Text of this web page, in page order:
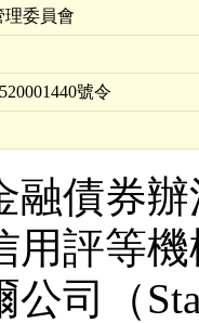
理委員會
號令
融債券
用評等
司（